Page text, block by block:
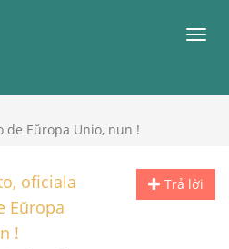
de Eŭropa Unio, nun !
Trả lời
oficiala
Eŭropa
!